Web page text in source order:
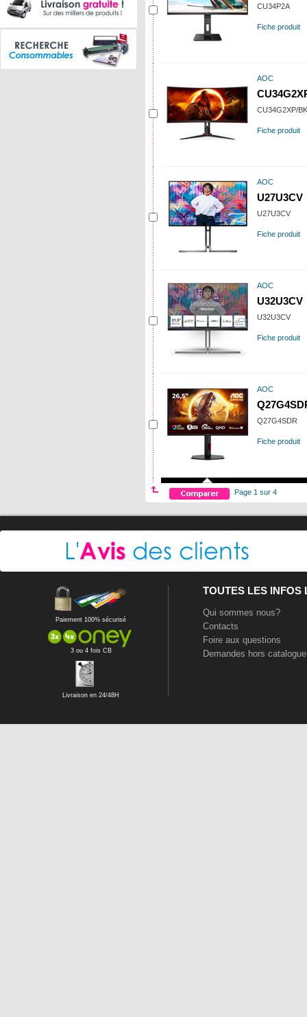
CU34P2A
Fiche produit
AOC
CU34G2XP/BK
Fiche produit
AOC
U27U3CV
U27U3CV
Fiche produit
AOC
U32U3CV
U32U3CV
Fiche produit
AOC
Q27G4SDR
Fiche produit
Page 1 sur 4
Paiement 100% sécurisé
3 ou 4 fois CB
Livraison en 24/48H
TOUTES LES INFOS
Qui sommes nous?
Contacts
Foire aux questions
Demandes hors catalogue